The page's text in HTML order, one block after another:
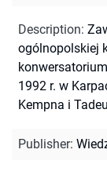
Description:
ogólnopolskiej
1992 r. w
Kempna i
Publisher: